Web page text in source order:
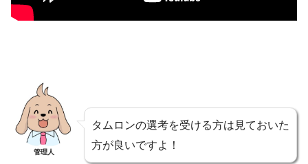
管理人
タムロンの選考を受ける方は見ておいた
方が良いですよ！